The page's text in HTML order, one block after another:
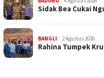
Sidak Bea Cukai
BANGLI 2 Agustus 2026
Rahina Tumpek